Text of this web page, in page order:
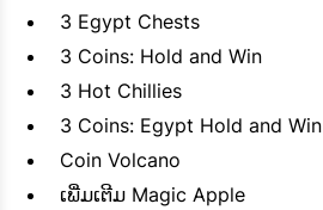
3 Egypt Chests
3 Coins: Hold and Win
3 Hot Chillies
3 Coins: Egypt Hold and Win
Coin Volcano
ເພີ່ມເຕີມ Magic Apple